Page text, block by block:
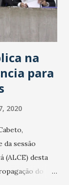
na
para
2020
da sessão
(ALCE) desta
do